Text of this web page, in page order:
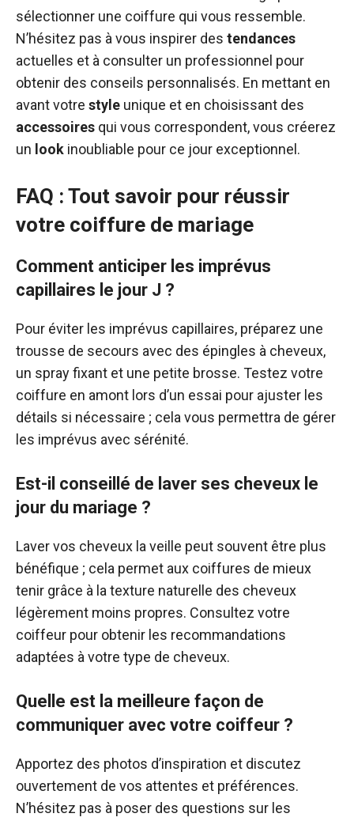
sélectionner une coiffure qui vous ressemble.
N’hésitez pas à vous inspirer des tendances
actuelles et à consulter un professionnel pour
obtenir des conseils personnalisés. En mettant en
avant votre style unique et en choisissant des
accessoires qui vous correspondent, vous créerez
un look inoubliable pour ce jour exceptionnel.
FAQ : Tout savoir pour réussir
votre coiffure de mariage
Comment anticiper les imprévus
capillaires le jour J ?
Pour éviter les imprévus capillaires, préparez une
trousse de secours avec des épingles à cheveux,
un spray fixant et une petite brosse. Testez votre
coiffure en amont lors d’un essai pour ajuster les
détails si nécessaire ; cela vous permettra de gérer
les imprévus avec sérénité.
Est-il conseillé de laver ses cheveux le
jour du mariage ?
Laver vos cheveux la veille peut souvent être plus
bénéfique ; cela permet aux coiffures de mieux
tenir grâce à la texture naturelle des cheveux
légèrement moins propres. Consultez votre
coiffeur pour obtenir les recommandations
adaptées à votre type de cheveux.
Quelle est la meilleure façon de
communiquer avec votre coiffeur ?
Apportez des photos d’inspiration et discutez
ouvertement de vos attentes et préférences.
N’hésitez pas à poser des questions sur les